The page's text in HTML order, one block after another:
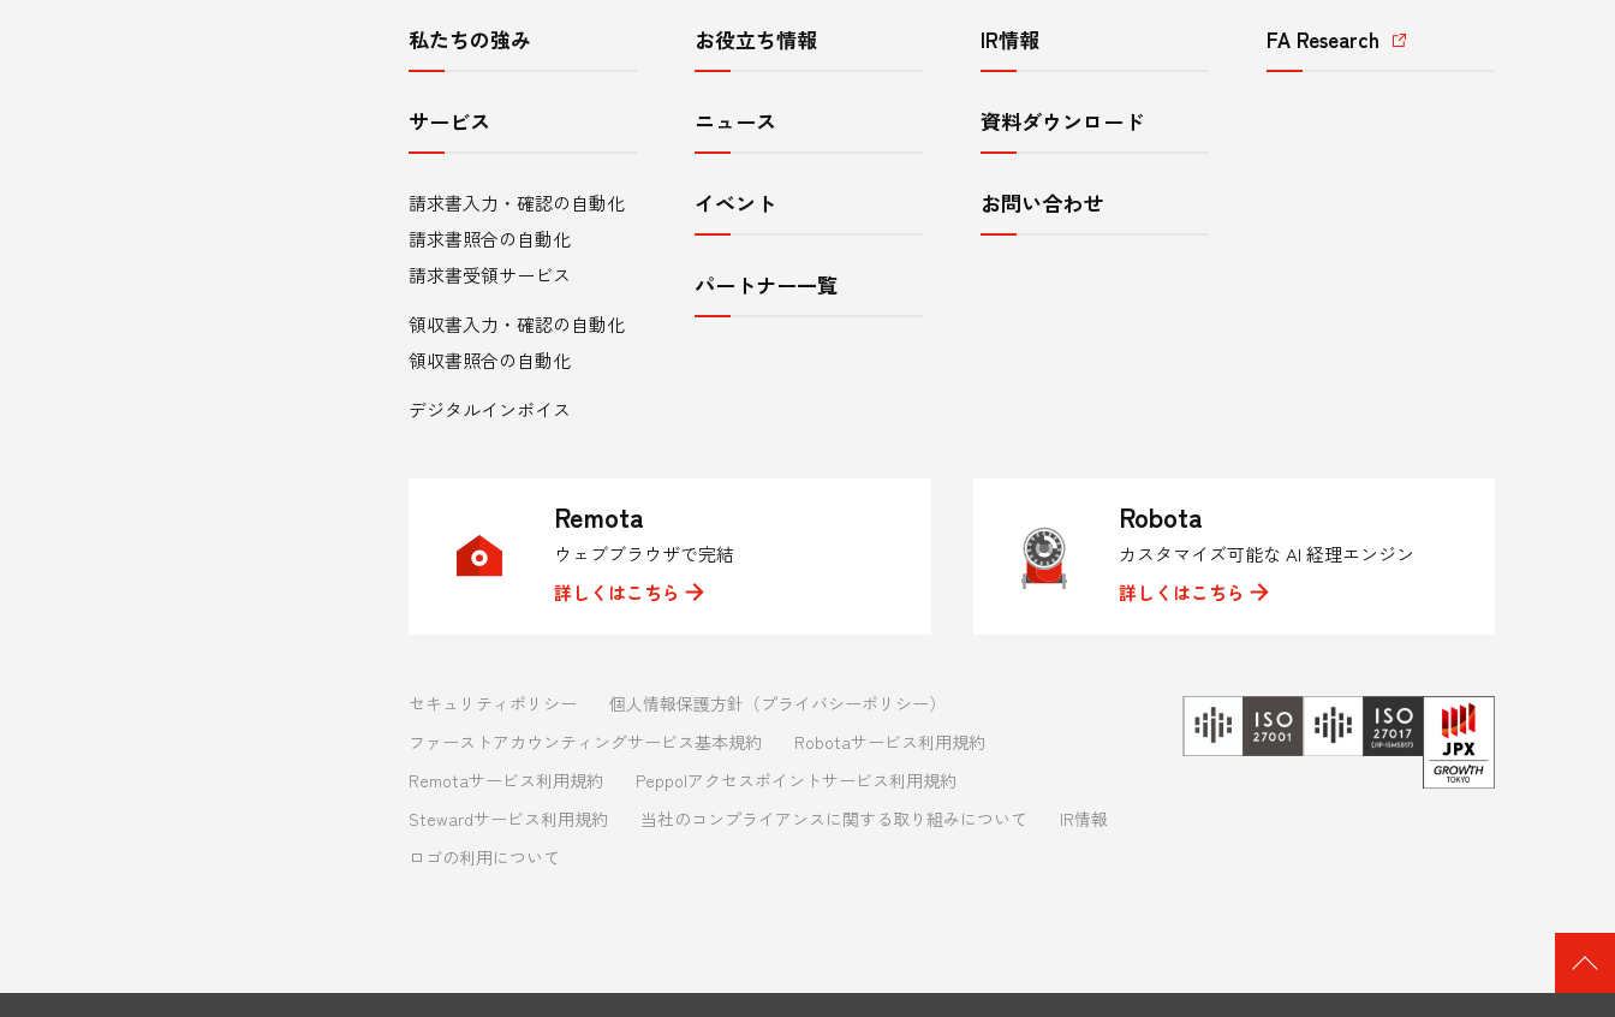
ト
内
ニ
ュ
ー
私たちの強み
サービス
請求書入力・確認の自動化
請求書照合の自動化
請求書受領サービス
領収書入力・確認の自動化
領収書照合の自動化
デジタルインボイス
お役立ち情報
ニュース
イベント
パートナー一覧
IR情報
資料ダウンロード
お問い合わせ
FA Research
Remota
ウェブブラウザで完結
詳しくはこちら
Robota
カスタマイズ可能な AI 経理エンジン
詳しくはこちら
セキュリティポリシー
個人情報保護方針（プライバシーポリシー）
ファーストアカウンティングサービス基本規約
Robotaサービス利用規約
Remotaサービス利用規約
Peppolアクセスポイントサービス利用規約
Stewardサービス利用規約
当社のコンプライアンスに関する取り組みについて
IR情報
ロゴの利用について
ー